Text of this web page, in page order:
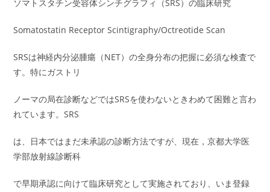
ソマトスタチン受容体シンチグラフィ（SRS）の臨床研究
Somatostatin Receptor Scintigraphy/Octreotide Scan
SRSは神経内分泌腫瘍（NET）の全身分布の把握に必須な検査で
す。特にガストリ
ノーマの局在診断などではSRSを使わないときわめて困難と言わ
れています。SRS
は、日本ではまだ未承認の診断方法ですが、現在，京都大学医
学部放射線診断科
で早期承認に向けて臨床研究として実施されており、いま登録